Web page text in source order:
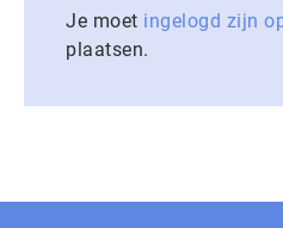
Je moet ingelogd zijn
plaatsen.